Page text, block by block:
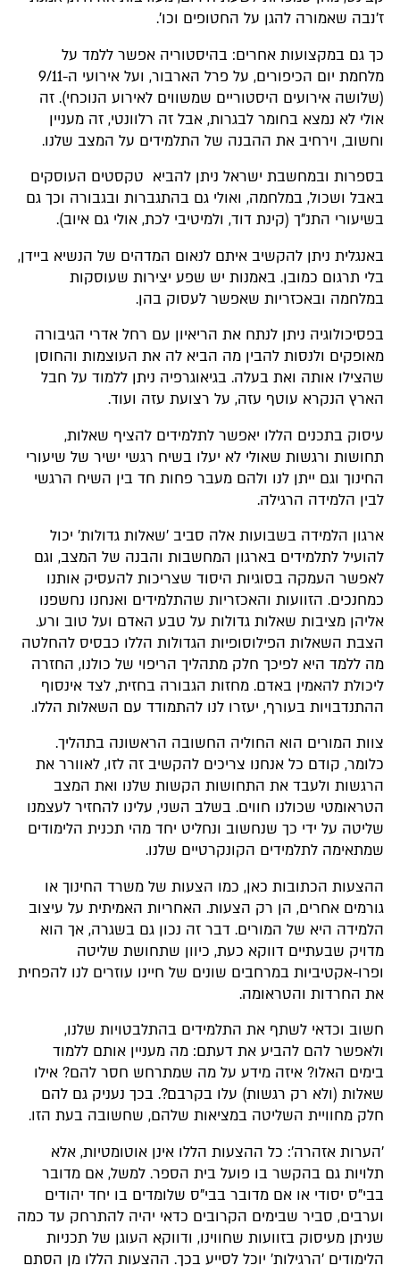
ז'נבה שאמורה להגן על החטופים וכו'.
כך גם במקצועות אחרים: בהיסטוריה אפשר ללמד על
מלחמת יום הכיפורים, על פרל הארבור, ועל אירועי ה-9/11
(שלושה אירועים היסטוריים שמשווים לאירוע הנוכחי). זה
אולי לא נמצא בחומר לבגרות, אבל זה רלוונטי, זה מעניין
וחשוב, וירחיב את ההבנה של התלמידים על המצב שלנו.
בספרות ובמחשבת ישראל ניתן להביא טקסטים העוסקים
באבל ושכול, במלחמה, ואולי גם בהתגברות ובגבורה וכך גם
בשיעורי התנ"ך (קינת דוד, ולמיטיבי לכת, אולי גם איוב).
באנגלית ניתן להקשיב איתם לנאום המדהים של הנשיא ביידן,
בלי תרגום כמובן. באמנות יש שפע יצירות שעוסקות
במלחמה ובאכזריות שאפשר לעסוק בהן.
בפסיכולוגיה ניתן לנתח את הריאיון עם רחל אדרי הגיבורה
מאופקים ולנסות להבין מה הביא לה את העוצמות והחוסן
שהצילו אותה ואת בעלה. בגיאוגרפיה ניתן ללמוד על חבל
הארץ הנקרא עוטף עזה, על רצועת עזה ועוד.
עיסוק בתכנים הללו יאפשר לתלמידים להציף שאלות,
תחושות ורגשות שאולי לא יעלו בשיח רגשי ישיר של שיעורי
החינוך וגם ייתן לנו ולהם מעבר פחות חד בין השיח הרגשי
לבין הלמידה הרגילה.
ארגון הלמידה בשבועות אלה סביב 'שאלות גדולות' יכול
להועיל לתלמידים בארגון המחשבות והבנה של המצב, וגם
לאפשר העמקה בסוגיות היסוד שצריכות להעסיק אותנו
כמחנכים. הזוועות והאכזריות שהתלמידים ואנחנו נחשפנו
אליהן מציבות שאלות גדולות על טבע האדם ועל טוב ורע.
הצבת השאלות הפילוסופיות הגדולות הללו כבסיס להחלטה
מה ללמד היא לפיכך חלק מתהליך הריפוי של כולנו, החזרה
ליכולת להאמין באדם. מחזות הגבורה בחזית, לצד אינסוף
ההתנדבויות בעורף, יעזרו לנו להתמודד עם השאלות הללו.
צוות המורים הוא החוליה החשובה הראשונה בתהליך.
כלומר, קודם כל אנחנו צריכים להקשיב זה לזו, לאוורר את
הרגשות ולעבד את התחושות הקשות שלנו ואת המצב
הטראומטי שכולנו חווים. בשלב השני, עלינו להחזיר לעצמנו
שליטה על ידי כך שנחשוב ונחליט יחד מהי תכנית הלימודים
שמתאימה לתלמידים הקונקרטיים שלנו.
ההצעות הכתובות כאן, כמו הצעות של משרד החינוך או
גורמים אחרים, הן רק הצעות. האחריות האמיתית על עיצוב
הלמידה היא של המורים. דבר זה נכון גם בשגרה, אך הוא
מדויק שבעתיים דווקא כעת, כיוון שתחושת שליטה
ופרו-אקטיביות במרחבים שונים של חיינו עוזרים לנו להפחית
את החרדות והטראומה.
חשוב וכדאי לשתף את התלמידים בהתלבטויות שלנו,
ולאפשר להם להביע את דעתם: מה מעניין אותם ללמוד
בימים האלו? איזה מידע על מה שמתרחש חסר להם? אילו
שאלות (ולא רק רגשות) עלו בקרבם?. בכך נעניק גם להם
חלק מחוויית השליטה במציאות שלהם, שחשובה בעת הזו.
'הערות אזהרה': כל ההצעות הללו אינן אוטומטיות, אלא
תלויות גם בהקשר בו פועל בית הספר. למשל, אם מדובר
בבי"ס יסודי או אם מדובר בבי"ס שלומדים בו יחד יהודים
וערבים, סביר שבימים הקרובים כדאי יהיה להתרחק עד כמה
שניתן מעיסוק בזוועות שחווינו, ודווקא העוגן של תכניות
הלימודים 'הרגילות' יוכל לסייע בכך. ההצעות הללו מן הסתם